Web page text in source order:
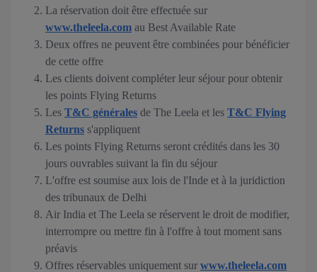
La réservation doit être effectuée sur
www.theleela.com au Best Available Rate
Deux offres ne peuvent être combinées pour bénéficier
de cette offre
Les clients doivent compléter leur séjour pour obtenir
les points Flying Returns
Les T&C générales de The Leela et les T&C Flying
Returns s'appliquent
Les points Flying Returns seront crédités dans les 30
jours ouvrables suivant la fin du séjour
L'offre est soumise aux lois de l'Inde et à la juridiction
des tribunaux de Delhi
Air India et The Leela se réservent le droit de modifier,
interrompre ou mettre fin à l'offre à tout moment sans
préavis
Offres réservables uniquement sur www.theleela.com